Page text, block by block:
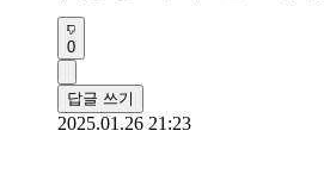
0
답글 쓰기
2025.01.26 21:23